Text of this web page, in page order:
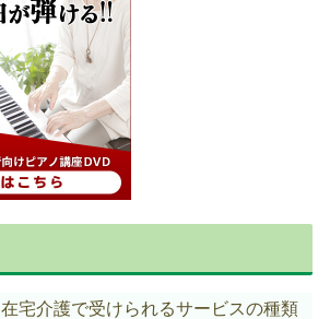
在宅介護で受けられるサービスの種類